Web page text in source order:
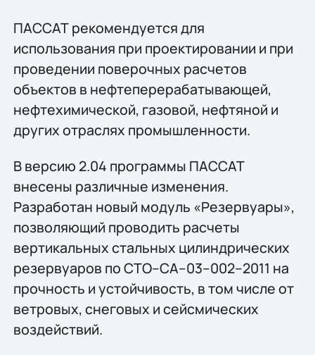
ПАССАТ рекомендуется для
использования при проектировании и при
проведении поверочных расчетов
объектов в нефтеперерабатывающей,
нефтехимической, газовой, нефтяной и
других отраслях промышленности.
В версию 2.04 программы ПАССАТ
внесены различные изменения.
Разработан новый модуль «Резервуары»,
позволяющий проводить расчеты
вертикальных стальных цилиндрических
резервуаров по СТО–СА–03–002–2011 на
прочность и устойчивость, в том числе от
ветровых, снеговых и сейсмических
воздействий.